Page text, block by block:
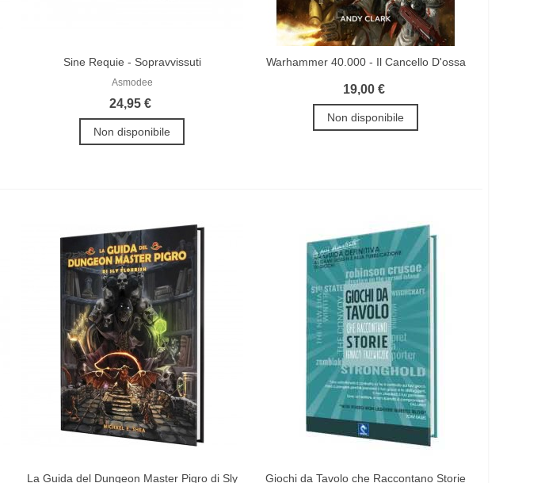
Sine Requie - Sopravvissuti
Asmodee
24,95 €
Non disponibile
Warhammer 40.000 - Il Cancello D'ossa
19,00 €
Non disponibile
La Guida del Dungeon Master Pigro di Sly
Giochi da Tavolo che Raccontano Storie